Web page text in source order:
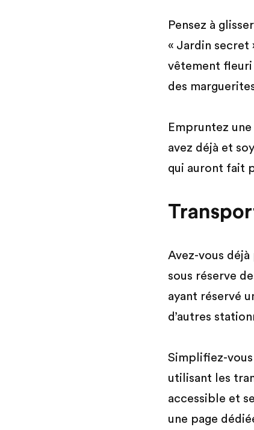
Pensez à
« Jardin secret
vêtement fleuri
des
Empruntez
avez déjà et
qui auront fait
Avez-vous
sous réserve
ayant réservé
d’autres
Simplifiez-
utilisant les
accessible et
une page